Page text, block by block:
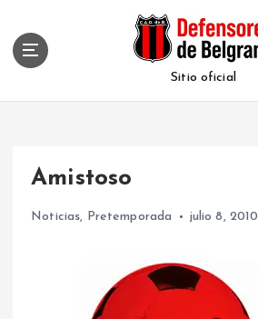
Sitio oficial
Amistoso
Noticias, Pretemporada julio 8, 2010